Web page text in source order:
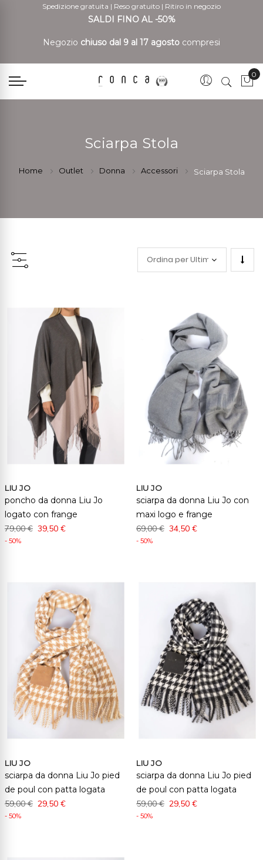
Spedizione gratuita | Reso gratuito | Ritiro in negozio
SALDI FINO AL -50%
Negozio chiuso dal 9 al 17 agosto compresi
0
Sciarpa Stola
Home Outlet Donna Accessori Sciarpa Stola
LIU JO
poncho da donna Liu Jo
logato con frange
79,00 € 39,50 €
- 50%
LIU JO
sciarpa da donna Liu Jo con
maxi logo e frange
69,00 € 34,50 €
- 50%
LIU JO
sciarpa da donna Liu Jo pied
de poul con patta logata
59,00 € 29,50 €
- 50%
LIU JO
sciarpa da donna Liu Jo pied
de poul con patta logata
59,00 € 29,50 €
- 50%